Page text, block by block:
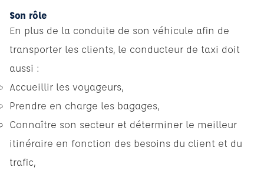
Son rôle
En plus de la conduite de son véhicule afin de
transporter les clients, le conducteur de taxi doit
aussi :
Accueillir les voyageurs,
Prendre en charge les bagages,
Connaître son secteur et déterminer le meilleur
itinéraire en fonction des besoins du client et du
trafic,